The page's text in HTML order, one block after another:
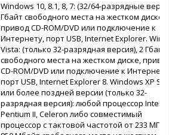
Windows 10, 8.1, 8, 7: (32/64-разрядные
Гбайт свободного места на жестком диске,
привод CD-ROM/DVD или подключение к
Интернету, порт USB, Internet Explorer.
Vista: (только 32-разрядная версия), 2 Гбайт
свободного места на жестком диске,
CD-ROM/DVD или подключение к
порт USB, Internet Explorer 8. Windows XP
или более поздней версии (только 32-
разрядная версия): любой процессор Intel
Pentium II, Celeron либо совместимый
процессор с тактовой частотой от 233 МГц,